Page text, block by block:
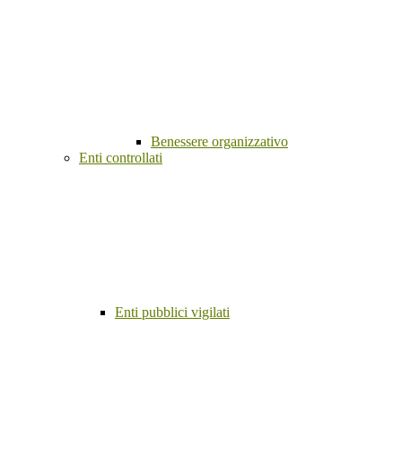
Benessere organizzativo
Enti controllati
Enti pubblici vigilati